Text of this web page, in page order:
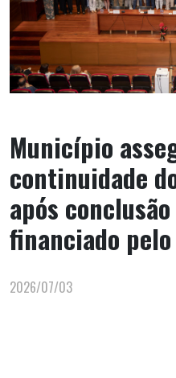
Município
continuidade
após
financiado pelo
2026/07/03